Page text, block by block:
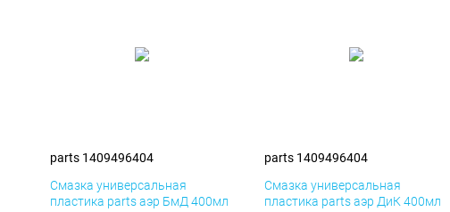
parts 1409496404
Смазка универсальная
пластика parts аэр БмД 400мл
parts 1409496404
Смазка универсальная
пластика parts аэр ДиК 400мл